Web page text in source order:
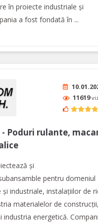
în proiecte industriale și
a fost fondată în ...
11619
- Poduri rulante,
și
pentru domeniul
industriale, instalațiilor de
materialelor de construcții,
industria energetică.